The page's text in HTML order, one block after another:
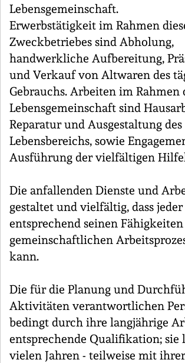
Lebensgemeinschaft.
Erwerbstätigkeit im Rahmen
Zweckbetriebes sind Abholung,
handwerkliche Aufbereitung,
und Verkauf von Altwaren des
Gebrauchs. Arbeiten im Rahmen
Lebensgemeinschaft sind
Reparatur und Ausgestaltung des
Lebensbereichs, sowie
Ausführung der vielfältigen
Die anfallenden Dienste und
gestaltet und vielfältig, dass jeder
entsprechend seinen
gemeinschaftlichen
kann.
Die für die Planung und
Aktivitäten verantwortlichen
bedingt durch ihre langjährige
entsprechende Qualifikation; sie
vielen Jahren - teilweise mit